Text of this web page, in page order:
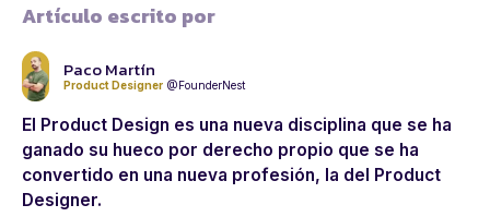
Artículo escrito por
Paco Martín
Product Designer @FounderNest
El Product Design es una nueva disciplina que se ha
ganado su hueco por derecho propio que se ha
convertido en una nueva profesión, la del Product
Designer.